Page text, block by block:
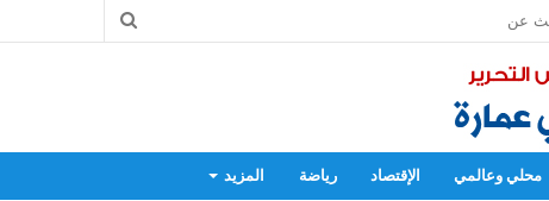
بحث
محلي وعالمي الإقتصاد رياضة المزيد